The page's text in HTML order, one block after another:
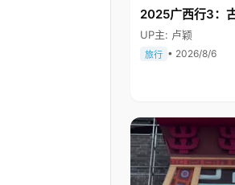
2025广西行3：
UP主: 卢颖
旅行 • 2026/8/6